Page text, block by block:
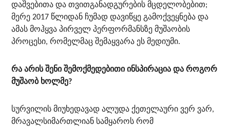
დაშვებითა და თვითგანადგურების მცდელობებით;
მერე 2017 წლიდან ჩუმად დავიწყე გამოქვეყნება და
ამას მოჰყვა პირველ პერფორმანსზე მუშაობის
პროცესი, რომელმაც შემაყვარა ეს მედიუმი.
რა არის შენი შემოქმედებითი ინსპირაცია და როგორ
მუშაობ ხოლმე?
სურვილის მიუხედავად ალუდა ქეთელაური ვერ ვარ,
მრავალსიმართლიან სამყაროს რომ